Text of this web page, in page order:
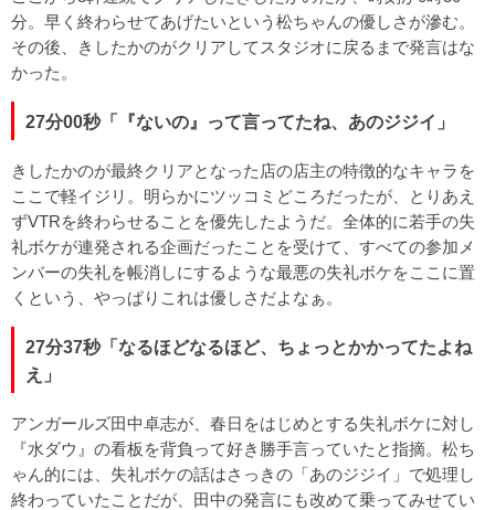
分。早く終わらせてあげたいという松ちゃんの優しさが滲む。
その後、きしたかのがクリアしてスタジオに戻るまで発言はな
かった。
27分00秒「『ないの』って言ってたね、あのジジイ」
きしたかのが最終クリアとなった店の店主の特徴的なキャラを
ここで軽イジリ。明らかにツッコミどころだったが、とりあえ
ずVTRを終わらせることを優先したようだ。全体的に若手の失
礼ボケが連発される企画だったことを受けて、すべての参加メ
ンバーの失礼を帳消しにするような最悪の失礼ボケをここに置
くという、やっぱりこれは優しさだよなぁ。
27分37秒「なるほどなるほど、ちょっとかかってたよね
え」
アンガールズ田中卓志が、春日をはじめとする失礼ボケに対し
『水ダウ』の看板を背負って好き勝手言っていたと指摘。松ち
ゃん的には、失礼ボケの話はさっきの「あのジジイ」で処理し
終わっていたことだが、田中の発言にも改めて乗ってみせてい